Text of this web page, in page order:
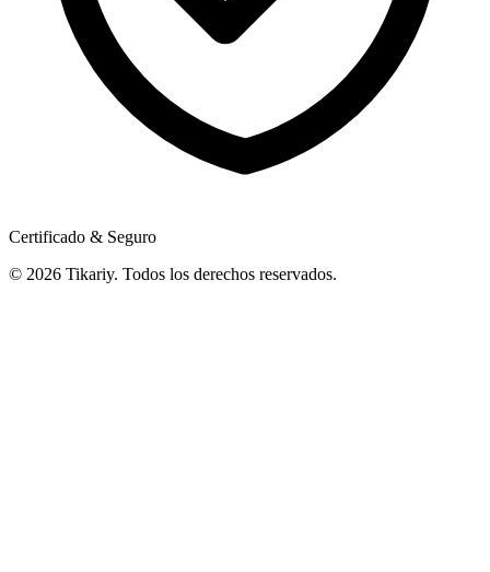
Certificado & Seguro
© 2026 Tikariy. Todos los derechos reservados.